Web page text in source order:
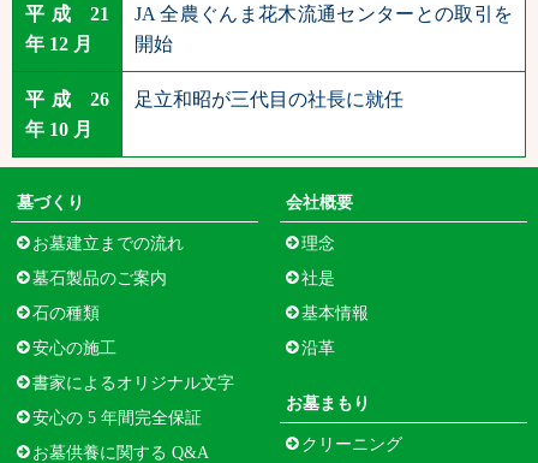
平成 21
年 12 月
JA 全農ぐんま花木流通センターとの取引を
開始
平成 26
年 10 月
足立和昭が三代目の社長に就任
墓づくり
お墓建立までの流れ
墓石製品のご案内
石の種類
安心の施工
書家によるオリジナル文字
安心の 5 年間完全保証
お墓供養に関する Q&A
会社概要
理念
社是
基本情報
沿革
お墓まもり
クリーニング